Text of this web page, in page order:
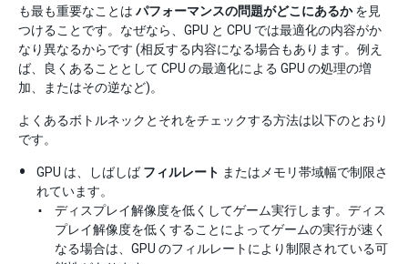
も最も重要なことは パフォーマンスの問題がどこにあるかを見
つけることです。なぜなら、GPU と CPU では最適化の内容がか
なり異なるからです (相反する内容になる場合もあります。例え
ば、良くあることとして CPU の最適化による GPU の処理の増
加、またはその逆など)。
よくあるボトルネックとそれをチェックする方法は以下のとおり
です。
GPU は、しばしばフィルレート またはメモリ帯域幅で制限さ
れています。
ディスプレイ解像度を低くしてゲーム実行します。ディス
プレイ解像度を低くすることによってゲームの実行が速く
なる場合は、GPU のフィルレートにより制限されている可